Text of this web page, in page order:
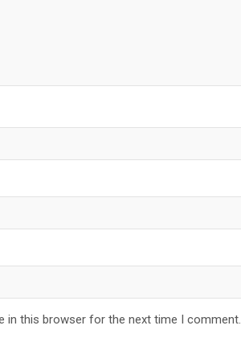
in this browser for the next time I comment.